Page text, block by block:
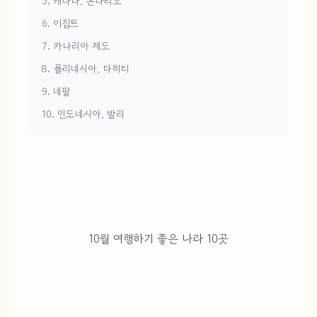
6. 이집트
7. 카나리아 제도
8. 폴리네시아, 타히티
9. 네팔
10. 인도네시아, 발리
10월 여행하기 좋은 나라 10곳